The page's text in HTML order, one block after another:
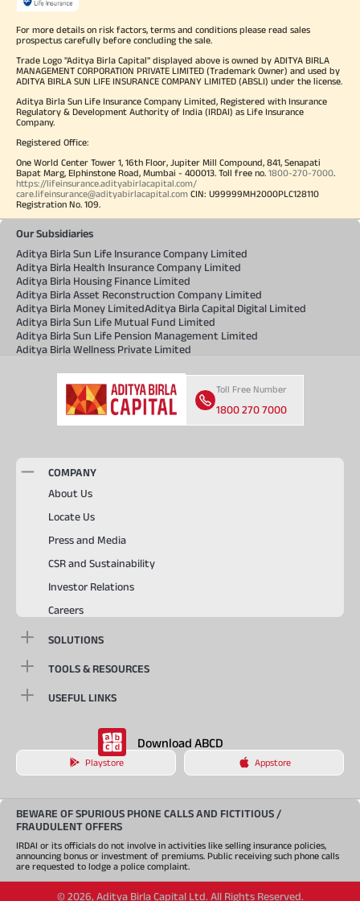
For more details on risk factors, terms and conditions please read sales
prospectus carefully before concluding the sale.
Trade Logo "Aditya Birla Capital" displayed above is owned by ADITYA BIRLA
MANAGEMENT CORPORATION PRIVATE LIMITED (Trademark Owner) and used by
ADITYA BIRLA SUN LIFE INSURANCE COMPANY LIMITED (ABSLI) under the license.
Aditya Birla Sun Life Insurance Company Limited, Registered with Insurance
Regulatory & Development Authority of India (IRDAI) as Life Insurance
Company.
Registered Office:
One World Center Tower 1, 16th Floor, Jupiter Mill Compound, 841, Senapati
Bapat Marg, Elphinstone Road, Mumbai - 400013. Toll free no. 1800-270-7000
https://lifeinsurance.adityabirlacapital.com/
care.lifeinsurance@adityabirlacapital.com CIN: U99999MH2000PLC128110
Registration No. 109.
Our Subsidiaries
Aditya Birla Sun Life Insurance Company Limited
Aditya Birla Health Insurance Company Limited
Aditya Birla Housing Finance Limited
Aditya Birla Asset Reconstruction Company Limited
Aditya Birla Money LimitedAditya Birla Capital Digital Limited
Aditya Birla Sun Life Mutual Fund Limited
Aditya Birla Sun Life Pension Management Limited
Aditya Birla Wellness Private Limited
Toll Free Number
1800 270 7000
COMPANY
About Us
Locate Us
Press and Media
CSR and Sustainability
Investor Relations
Careers
SOLUTIONS
TOOLS & RESOURCES
USEFUL LINKS
Download ABCD
Playstore Appstore
BEWARE OF SPURIOUS PHONE CALLS AND FICTITIOUS /
FRAUDULENT OFFERS
IRDAI or its officials do not involve in activities like selling insurance policies,
announcing bonus or investment of premiums. Public receiving such phone calls
are requested to lodge a police complaint.
© 2026, Aditya Birla Capital Ltd. All Rights Reserved.